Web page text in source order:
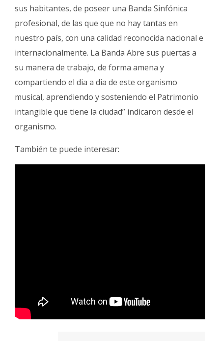
sus habitantes, de poseer una Banda Sinfónica
profesional, de las que que no hay tantas en
nuestro país, con una calidad reconocida nacional e
internacionalmente. La Banda Abre sus puertas a
su manera de trabajo, de forma amena y
compartiendo el dia a dia de este organismo
musical, aprendiendo y sosteniendo el Patrimonio
intangible que tiene la ciudad” indicaron desde el
organismo.
También te puede interesar: